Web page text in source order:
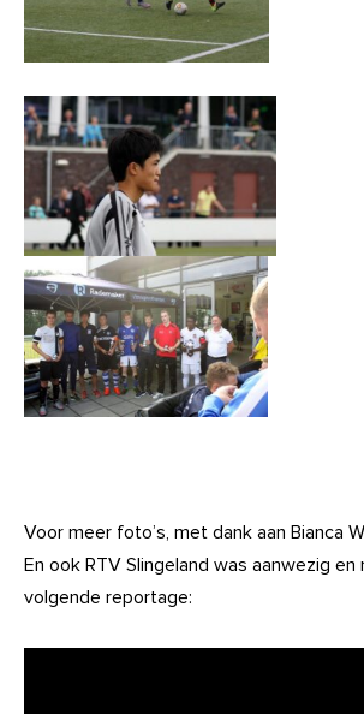
Voor meer foto’s, met dank aan Bianca
En ook RTV Slingeland was aanwezig en
volgende reportage: